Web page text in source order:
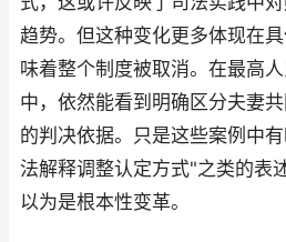
趋势。但这种变化更多体现在
味着整个制度被取消。在最高
中，依然能看到明确区分夫妻
的判决依据。只是这些案例中
法解释调整认定方式"之类的表
以为是根本性变革。